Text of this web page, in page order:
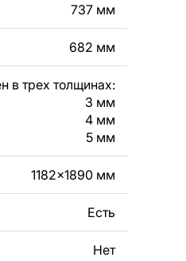
737 мм
682 мм
в трех толщинах:
3 мм
4 мм
5 мм
1182x1890 мм
Есть
Нет